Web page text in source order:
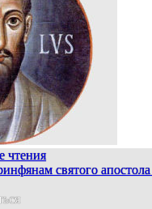
чтения
святого